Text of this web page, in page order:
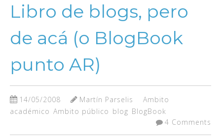
Libro de blogs, pero
de acá (o BlogBook
punto AR)
14/05/2008 Martín Parselis
Ambito
académico Ambito público blog BlogBook
4 Comments